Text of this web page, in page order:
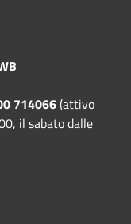
714066(attivo
il sabato dalle